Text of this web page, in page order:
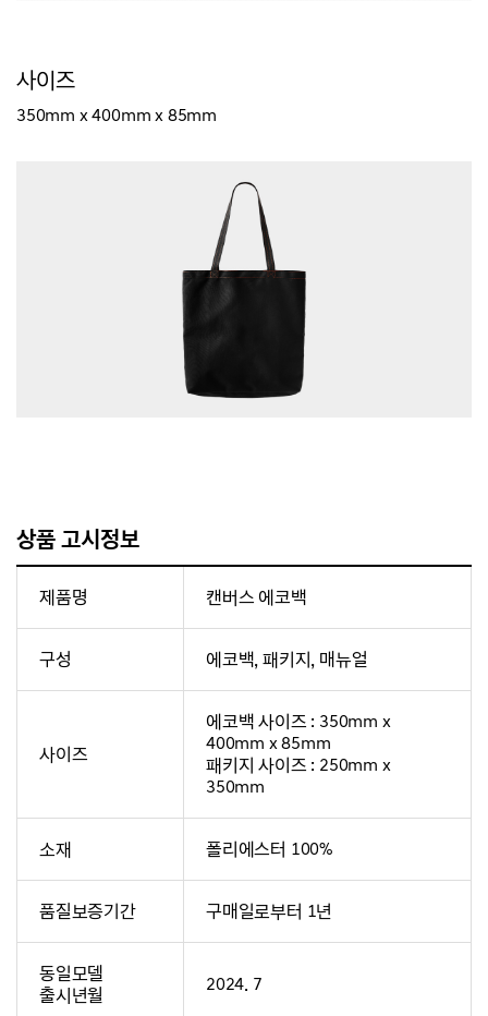
사이즈
350mm x 400mm x 85mm
상품 고시정보
제품명 캔버스 에코백
구성 에코백, 패키지, 매뉴얼
사이즈
에코백 사이즈 : 350mm x
400mm x 85mm
패키지 사이즈 : 250mm x
350mm
소재 폴리에스터 100%
품질보증기간 구매일로부터 1년
동일모델
출시년월
2024. 7